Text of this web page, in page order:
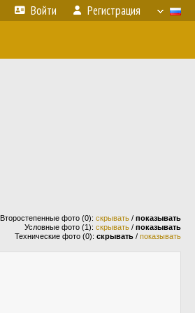
Войти Регистрация
Второстепенные фото (0): скрывать / показывать
Условные фото (1): скрывать / показывать
Технические фото (0): скрывать / показывать